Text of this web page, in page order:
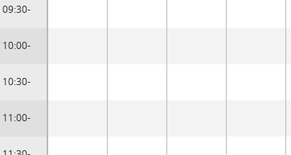
09:30-
10:00-
10:30-
11:00-